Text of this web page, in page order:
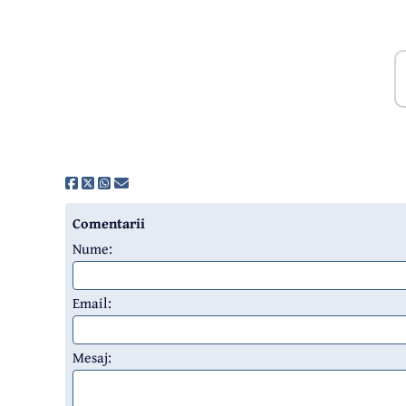
Comentarii
Nume:
Email:
Mesaj: